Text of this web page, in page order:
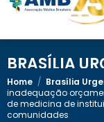
BRASÍLIA
Home / Brasília
inadequação
de medicina de
comunidades